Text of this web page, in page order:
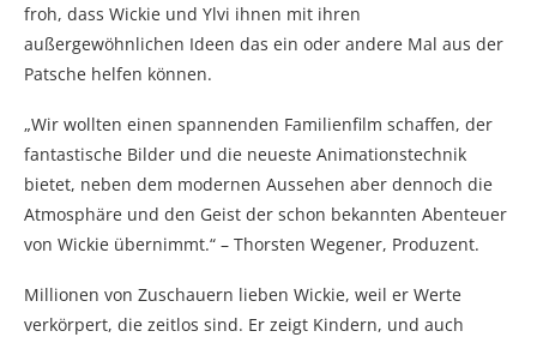
froh, dass Wickie und Ylvi ihnen mit ihren
außergewöhnlichen Ideen das ein oder andere Mal aus der
Patsche helfen können.
„Wir wollten einen spannenden Familienfilm schaffen, der
fantastische Bilder und die neueste Animationstechnik
bietet, neben dem modernen Aussehen aber dennoch die
Atmosphäre und den Geist der schon bekannten Abenteuer
von Wickie übernimmt.“ – Thorsten Wegener, Produzent.
Millionen von Zuschauern lieben Wickie, weil er Werte
verkörpert, die zeitlos sind. Er zeigt Kindern, und auch